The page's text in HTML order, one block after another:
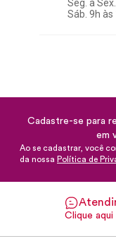
Seg. à
Sáb. 9h às
Cadastre-se para
em
Ao se cadastrar, você
da nossa Política de
Clique aqui